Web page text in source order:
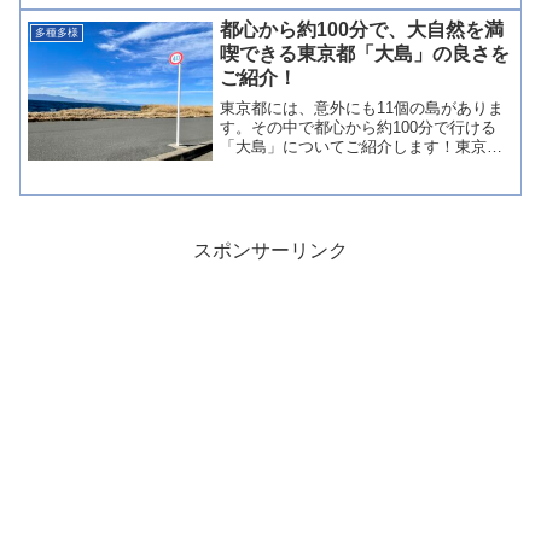
す。水元公園BBQ広場の特徴水元公園の
BBQ広場は、【予約...
多種多様
都心から約100分で、大自然を満
喫できる東京都「大島」の良さを
ご紹介！
東京都には、意外にも11個の島がありま
す。その中で都心から約100分で行ける
「大島」についてご紹介します！東京都
スポンサーリンク